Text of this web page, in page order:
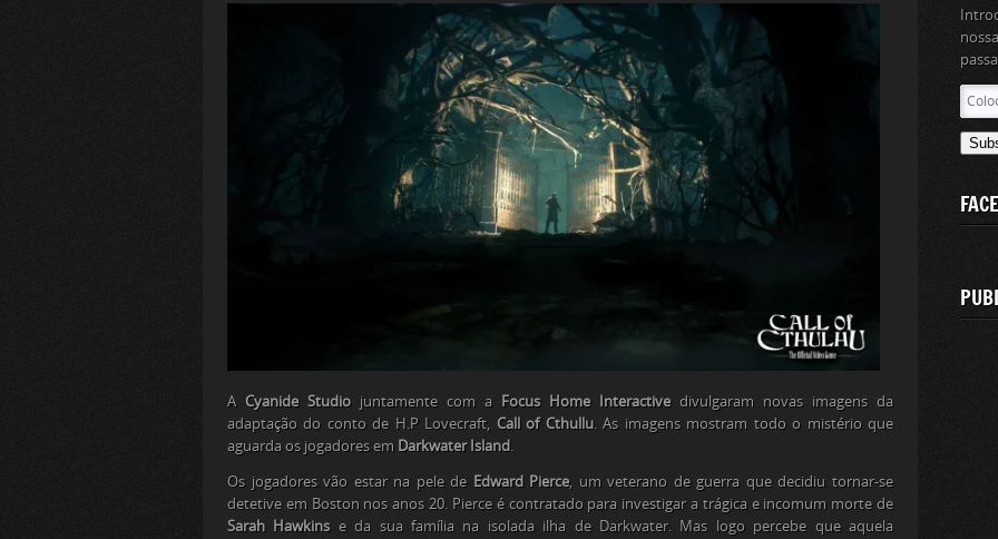
A Cyanide Studio juntamente com a Focus Home Interactivedivulgaram novas imagens da
adaptação do conto de H.P Lovecraft, Call of Cthullu. As imagens mostram todo o mistério que
aguarda os jogadores em Darkwater Island .
Os jogadores vão estar na pele de Edward Pierce, um veterano de guerra que decidiu tornar-se
detetive em Boston nos anos 20. Pierce é contratado para investigar a trágica e incomum morte de
Sarah Hawkinse da sua família na isolada ilha de Darkwater. Mas logo percebe que aquela
aqui
o
de
email